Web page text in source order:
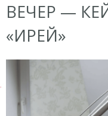
ВЕЧЕР —
«ИРЕЙ»